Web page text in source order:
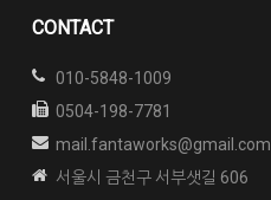
CONTACT
010-5848-1009
0504-198-7781
mail.fantaworks@gmail.com
서울시 금천구 서부샛길 606